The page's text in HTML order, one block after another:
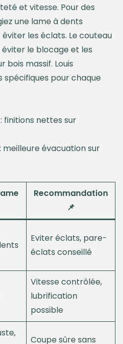
et vitesse. Pour des
une lame à dents
les éclats. Le couteau
le blocage et les
bois massif. Louis
pour chaque
finitions nettes sur
meilleure évacuation sur
Recommandation
📌
Eviter éclats, pare-
éclats conseillé
Vitesse contrôlée,
lubrification
possible
Coupe sûre sans